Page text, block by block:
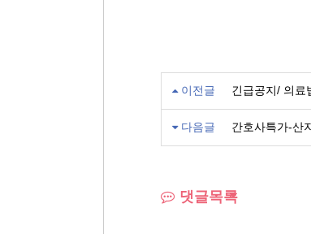
이전글 긴급공지/ 의료
다음글 간호사특가-산
댓글목록